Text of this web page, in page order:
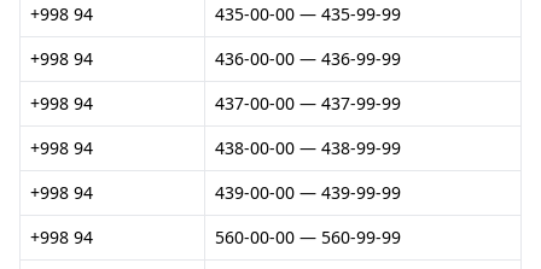
+998 94
435-00-00 — 435-99-99
+998 94
436-00-00 — 436-99-99
+998 94
437-00-00 — 437-99-99
+998 94
438-00-00 — 438-99-99
+998 94
439-00-00 — 439-99-99
+998 94
560-00-00 — 560-99-99